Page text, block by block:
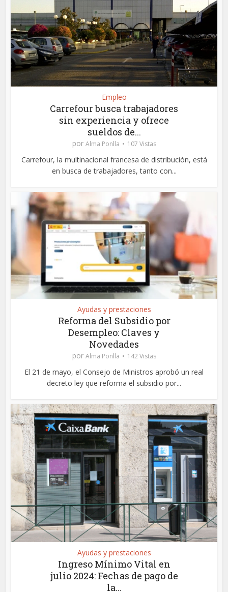
Empleo
Carrefour busca trabajadores
sin experiencia y ofrece
sueldos de...
por Alma Ponlla 107 Vistas
Carrefour, la multinacional francesa de distribución, está
en busca de trabajadores, tanto con...
Ayudas y prestaciones
Reforma del Subsidio por
Desempleo: Claves y
Novedades
por Alma Ponlla 142 Vistas
El 21 de mayo, el Consejo de Ministros aprobó un real
decreto ley que reforma el subsidio por...
Ayudas y prestaciones
Ingreso Mínimo Vital en
julio 2024: Fechas de pago de
la...